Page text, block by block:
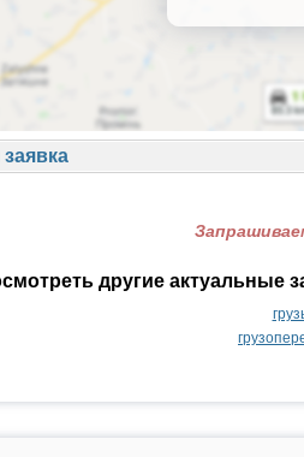
другие актуальные